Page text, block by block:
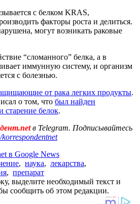
с белком KRAS,
факторы роста и делиться.
могут возникать раковые
“сломанного” белка, а в
иммунную систему, и организм
с болезнью.
от рака легких продукты.
о том, что был найден
белок.
в Telegram. Подписывайтесь
в Google News
, наука, лекарства,
, препарат
выделите необходимый текст и
сообщить об этом редакции.